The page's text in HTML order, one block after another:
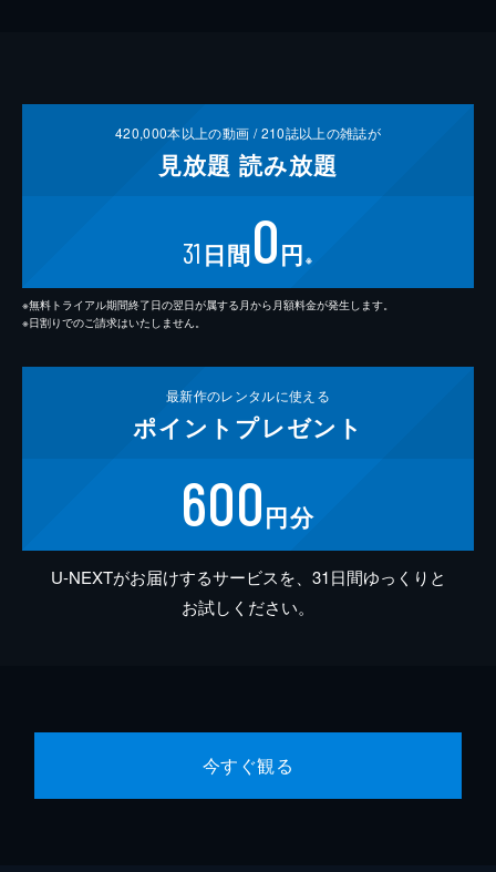
420,000本以上の動画 /210誌以上の雑誌が
見放題 読み放題
31 日間0円 ※
※無料トライアル期間終了日の翌日が属する月から月額料金が発生します。
※日割りでのご請求はいたしません。
最新作のレンタルに使える
ポイント プレゼント
600円分
U-NEXTがお届けするサービスを、31日間ゆっくりと
お試しください。
今すぐ観る